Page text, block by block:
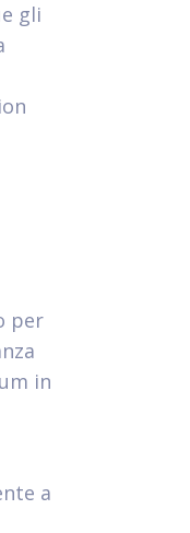
gli
per
in
a